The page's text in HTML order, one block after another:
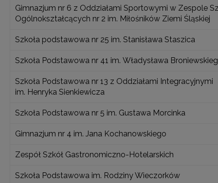
Gimnazjum nr 6 z Oddziałami Sportowymi w Zespole
Ogólnokształcących nr 2 im. Miłośników Ziemi Śląskiej
Szkoła podstawowa nr 25 im. Stanisława Staszica
Szkoła Podstawowa nr 41 im. Władysława
Szkoła Podstawowa nr 13 z Oddziałami Integracyjnymi
im. Henryka Sienkiewicza
Szkoła Podstawowa nr 5 im. Gustawa Morcinka
Gimnazjum nr 4 im. Jana Kochanowskiego
Zespół Szkół Gastronomiczno-Hotelarskich
Szkoła Podstawowa im. Rodziny Wieczorków